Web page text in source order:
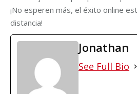
¡No esperen más, el éxito online
distancia!
Jonathan
See Full Bio